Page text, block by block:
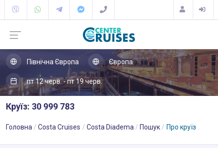
Північна Європа Європа
пт 12 черв. - пт 19 черв.
Круїз: 30 999 783
Головна Costa Cruises Costa Diadema Пошук Про круїз